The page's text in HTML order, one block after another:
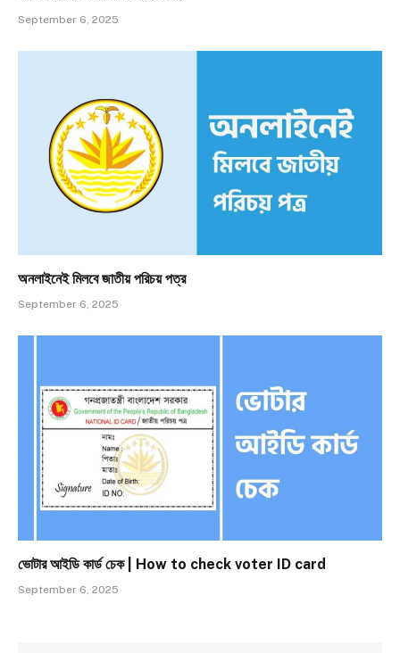
September 6, 2025
অনলাইনেই মিলবে জাতীয় পরিচয় পত্র
September 6, 2025
ভোটার আইডি কার্ড চেক | How to check voter ID card
September 6, 2025